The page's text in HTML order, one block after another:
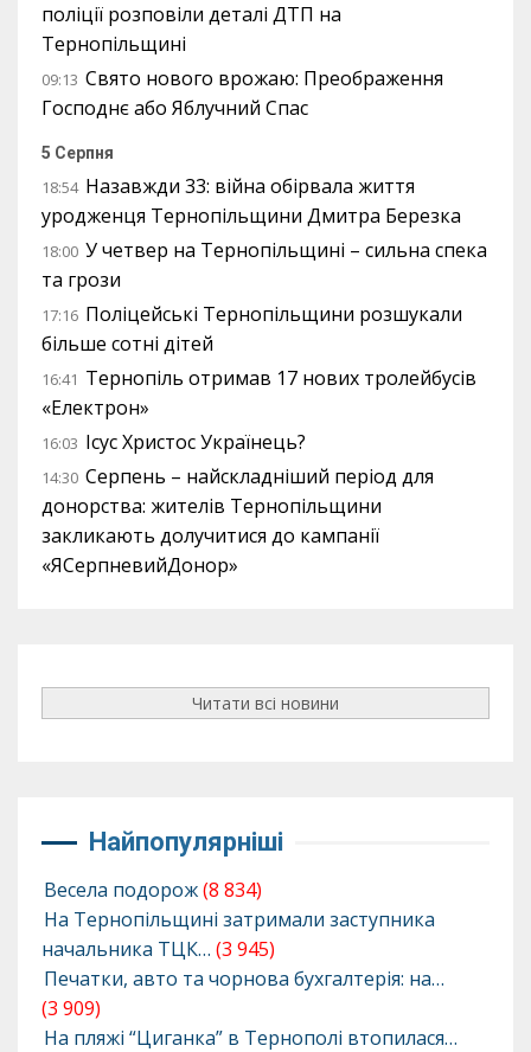
поліції розповіли деталі ДТП на
Тернопільщині
09:13 Свято нового врожаю: Преображення
Господнє або Яблучний Спас
5 Серпня
18:54 Назавжди 33: війна обірвала життя
уродженця Тернопільщини Дмитра Березка
18:00 У четвер на Тернопільщині – сильна спека
та грози
17:16 Поліцейські Тернопільщини розшукали
більше сотні дітей
16:41 Тернопіль отримав 17 нових тролейбусів
«Електрон»
16:03 Ісус Христос Українець?
14:30 Серпень – найскладніший період для
донорства: жителів Тернопільщини
закликають долучитися до кампанії
«ЯСерпневийДонор»
Читати всі новини
Найпопулярніші
Весела подорож(8 834)
На Тернопільщині затримали заступника
начальника ТЦК… (3 945)
Печатки, авто та чорнова бухгалтерія: на…
(3 909)
На пляжі “Циганка” в Тернополі втопилася…